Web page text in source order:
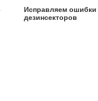
Исправляем ошибки
дезинсекторов